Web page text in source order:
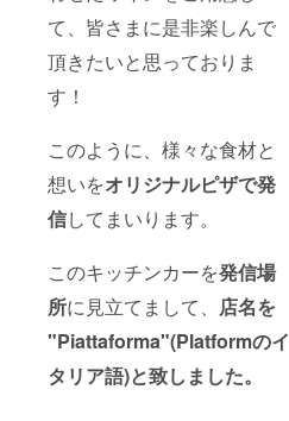
て、皆さまに是非楽しんで
頂きたいと思っておりま
す！
このように、様々な食材と
想いをオリジナルピザで発
信してまいります。
このキッチンカーを発信場
所に見立てまして、 店名を
"Piattaforma"(Platformのイ
タリア語)と致しました。